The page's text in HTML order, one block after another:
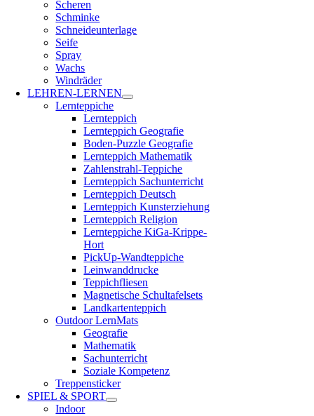
Scheren
Schminke
Schneideunterlage
Seife
Spray
Wachs
Windräder
LEHREN-LERNEN
Lernteppiche
Lernteppich
Lernteppich Geografie
Boden-Puzzle Geografie
Lernteppich Mathematik
Zahlenstrahl-Teppiche
Lernteppich Sachunterricht
Lernteppich Deutsch
Lernteppich Kunsterziehung
Lernteppich Religion
Lernteppiche KiGa-Krippe-
Hort
PickUp-Wandteppiche
Leinwanddrucke
Teppichfliesen
Magnetische Schultafelsets
Landkartenteppich
Outdoor LernMats
Geografie
Mathematik
Sachunterricht
Soziale Kompetenz
Treppensticker
SPIEL & SPORT
Indoor